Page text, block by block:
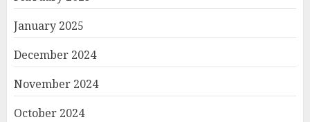
January 2025
December 2024
November 2024
October 2024